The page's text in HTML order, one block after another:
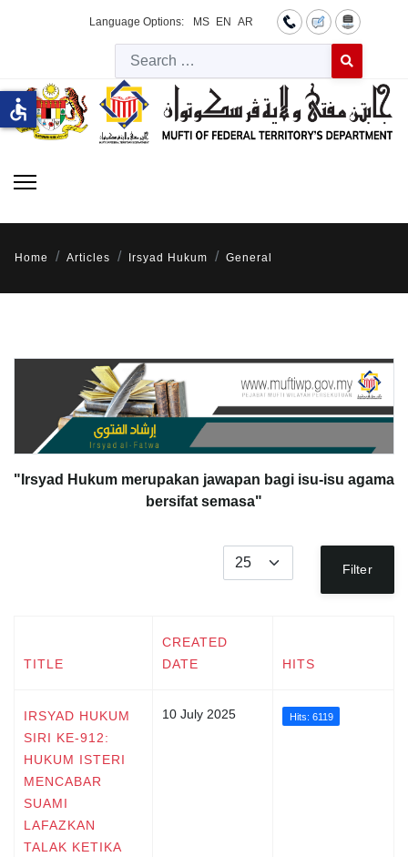
Language Options: MS EN AR
Type 2 or
Home Articles Irsyad Hukum General
"Irsyad Hukum merupakan jawapan bagi isu-isu agama
bersifat semasa"
Display #
Filter
TITLE
CREATED
DATE
HITS
IRSYAD HUKUM
SIRI KE-912:
HUKUM ISTERI
MENCABAR
SUAMI
LAFAZKAN
TALAK KETIKA
10 July 2025 Hits: 6119
accessible